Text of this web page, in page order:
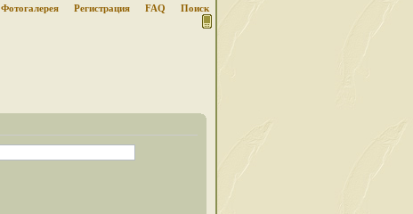
Фотогалерея Регистрация FAQ Поиск